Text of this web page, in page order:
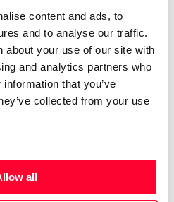
content and ads, to
and to analyse our traffic.
about your use of our site with
and analytics partners who
that you’ve
collected from your use
all
y
ópera,
al programa, textos,